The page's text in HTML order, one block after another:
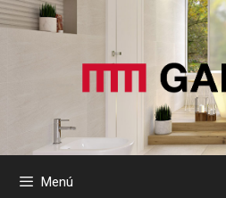
Saltar
al
Menú